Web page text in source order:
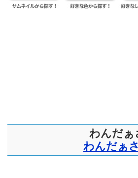
わんだぁ
わんだぁ